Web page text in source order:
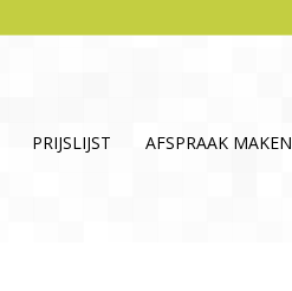
PRIJSLIJST AFSPRAAK MAKEN